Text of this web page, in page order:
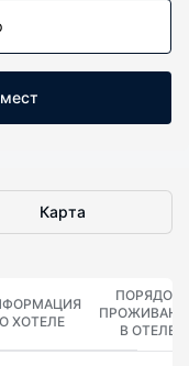
Карта
О ХОТЕЛЕ
ПОРЯДОК
В ОТЕЛЕ